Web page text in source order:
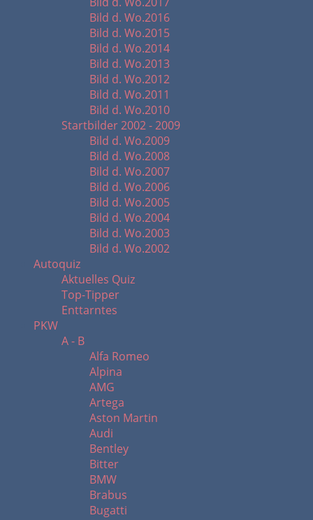
Bild d. Wo.2016
Bild d. Wo.2015
Bild d. Wo.2014
Bild d. Wo.2013
Bild d. Wo.2012
Bild d. Wo.2011
Bild d. Wo.2010
Startbilder 2002 - 2009
Bild d. Wo.2009
Bild d. Wo.2008
Bild d. Wo.2007
Bild d. Wo.2006
Bild d. Wo.2005
Bild d. Wo.2004
Bild d. Wo.2003
Bild d. Wo.2002
Autoquiz
Aktuelles Quiz
Top-Tipper
Enttarntes
PKW
A - B
Alfa Romeo
Alpina
AMG
Artega
Aston Martin
Audi
Bentley
Bitter
BMW
Brabus
Bugatti